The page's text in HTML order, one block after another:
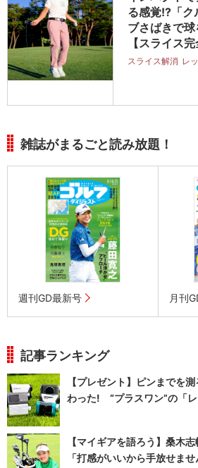
る感覚!?「ク
ブさばきで球
【スライス
スライス解消 レ
雑誌がまるごと読み放題！
週刊GD最新号 月刊
記事ランキング
【プレゼント】ピンまでを
わった! “プラスワン”の「
【マイギアを語ろう】桑木
「打感がいいから手放せませ